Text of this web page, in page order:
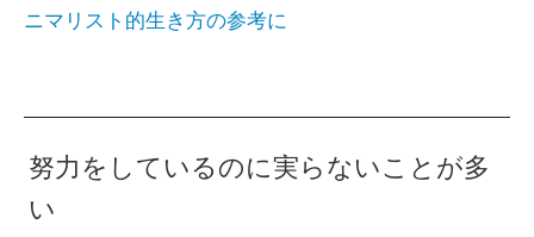
ニマリスト的生き方の参考に
努力をしているのに実らないことが多
い